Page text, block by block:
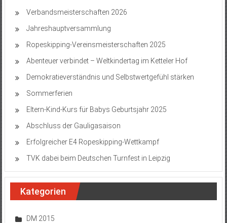
Verbandsmeisterschaften 2026
Jahreshauptversammlung
Ropeskipping-Vereinsmeisterschaften 2025
Abenteuer verbindet – Weltkindertag im Ketteler Hof
Demokratieverständnis und Selbstwertgefühl stärken
Sommerferien
Eltern-Kind-Kurs für Babys Geburtsjahr 2025
Abschluss der Gauligasaison
Erfolgreicher E4 Ropeskipping-Wettkampf
TVK dabei beim Deutschen Turnfest in Leipzig
Kategorien
DM 2015